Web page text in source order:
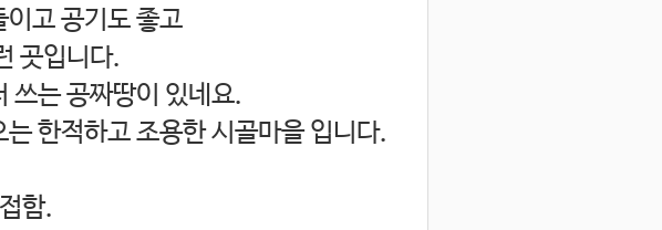
고 공기도 좋고
곳입니다.
쓰는 공짜땅이 있네요.
한적하고 조용한 시골마을 입니다.
와 접함.